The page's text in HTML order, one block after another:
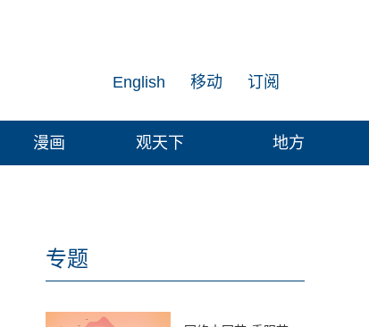
订阅
移动
English
漫画 观天下 地方
专题